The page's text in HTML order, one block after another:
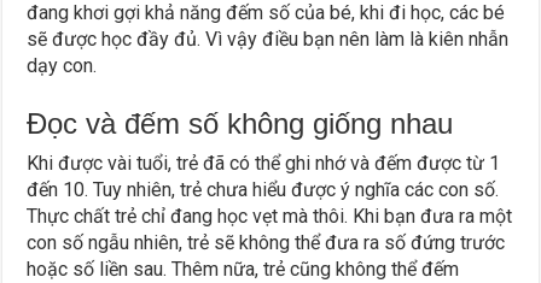
đang khơi gợi khả năng đếm số của bé, khi đi học, các bé
sẽ được học đầy đủ. Vì vậy điều bạn nên làm là kiên nhẫn
dạy con.
Đọc và đếm số không giống nhau
Khi được vài tuổi, trẻ đã có thể ghi nhớ và đếm được từ 1
đến 10. Tuy nhiên, trẻ chưa hiểu được ý nghĩa các con số.
Thực chất trẻ chỉ đang học vẹt mà thôi. Khi bạn đưa ra một
con số ngẫu nhiên, trẻ sẽ không thể đưa ra số đứng trước
hoặc số liền sau. Thêm nữa, trẻ cũng không thể đếm